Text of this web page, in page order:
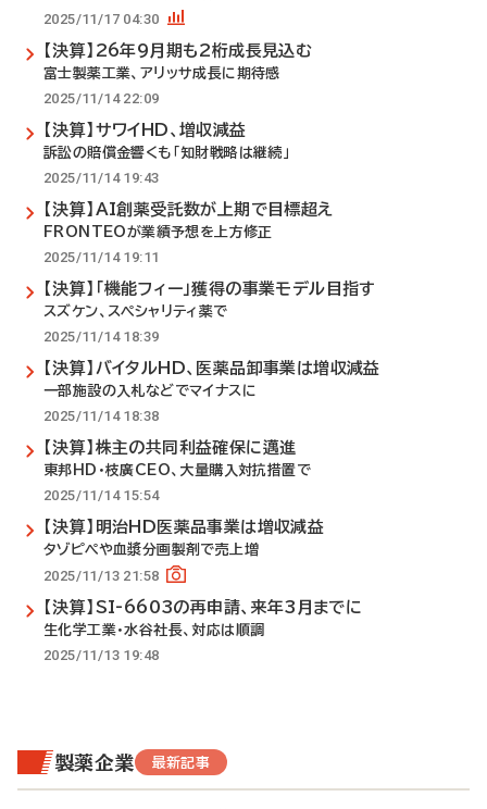
2025/11/17 04:30
【決算】26年9月期も2桁成長見込む
富士製薬工業、アリッサ成長に期待感
2025/11/14 22:09
【決算】サワイHD、増収減益
訴訟の賠償金響くも「知財戦略は継続」
2025/11/14 19:43
【決算】AI創薬受託数が上期で目標超え
FRONTEOが業績予想を上方修正
2025/11/14 19:11
【決算】「機能フィー」獲得の事業モデル目指す
スズケン、スペシャリティ薬で
2025/11/14 18:39
【決算】バイタルHD、医薬品卸事業は増収減益
一部施設の入札などでマイナスに
2025/11/14 18:38
【決算】株主の共同利益確保に邁進
東邦HD・枝廣CEO、大量購入対抗措置で
2025/11/14 15:54
【決算】明治HD医薬品事業は増収減益
タゾピペや血漿分画製剤で売上増
2025/11/13 21:58
【決算】SI-6603の再申請、来年3月までに
生化学工業・水谷社長、対応は順調
2025/11/13 19:48
製薬企業 最新記事